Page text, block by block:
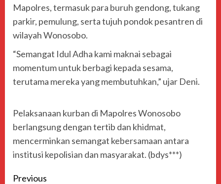
Mapolres, termasuk para buruh gendong, tukang
parkir, pemulung, serta tujuh pondok pesantren di
wilayah Wonosobo.
“Semangat Idul Adha kami maknai sebagai
momentum untuk berbagi kepada sesama,
terutama mereka yang membutuhkan,” ujar Deni.
Pelaksanaan kurban di Mapolres Wonosobo
berlangsung dengan tertib dan khidmat,
mencerminkan semangat kebersamaan antara
institusi kepolisian dan masyarakat. (bdys***)
Previous